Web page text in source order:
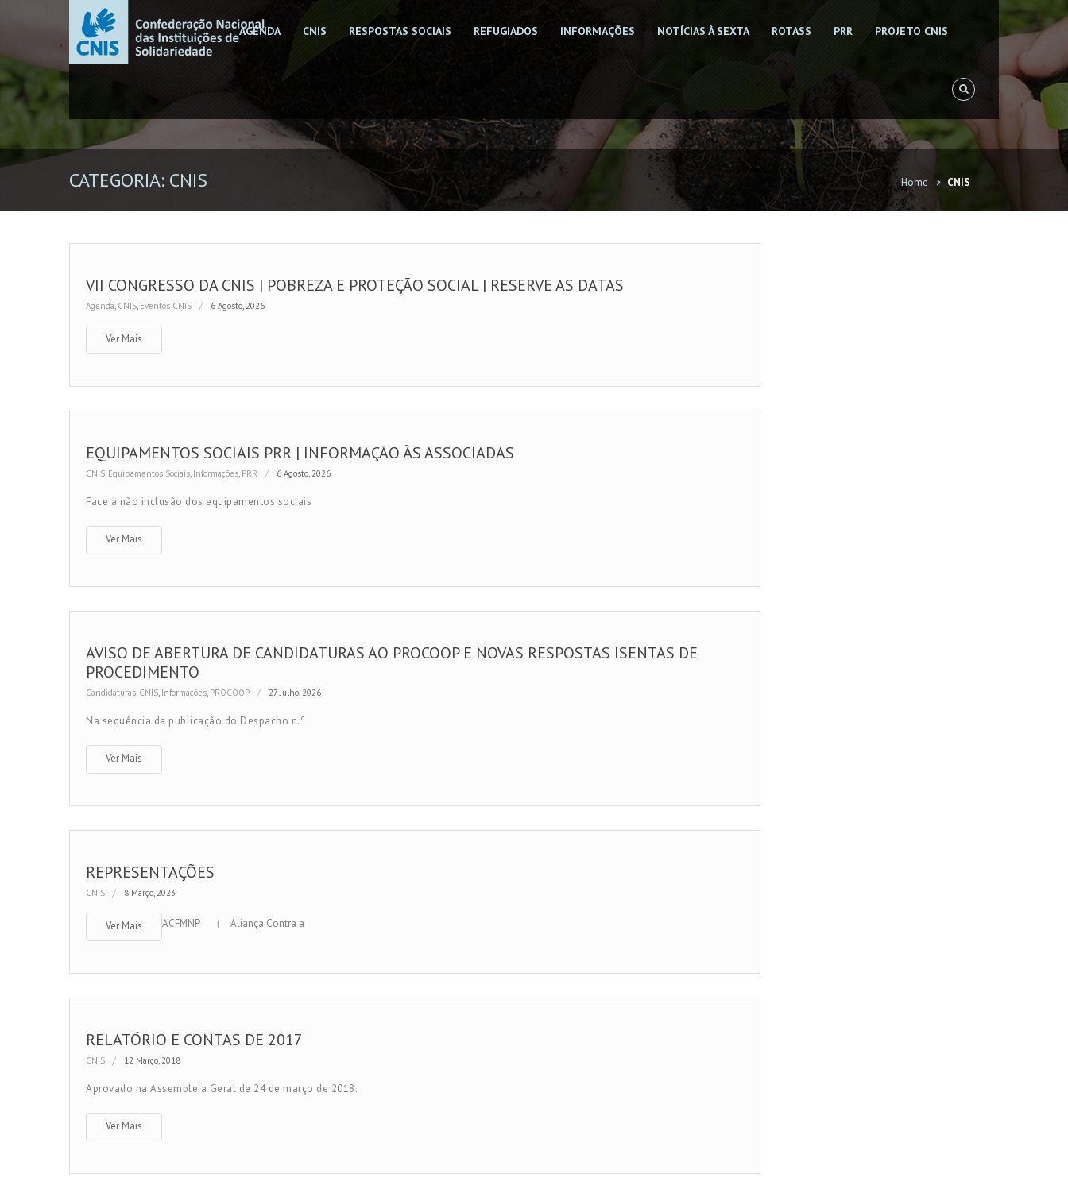
AGENDA CNIS RESPOSTAS SOCIAIS REFUGIADOS INFORMAÇÕES NOTÍCIAS À SEXTA ROTASS PRR PROJETO CNIS
CATEGORIA: CNIS Home CNIS
VII CONGRESSO DA CNIS | POBREZA E PROTEÇÃO SOCIAL | RESERVE AS DATAS
Agenda, CNIS, Eventos CNIS 6 Agosto, 2026
Ver Mais
EQUIPAMENTOS SOCIAIS PRR | INFORMAÇÃO ÀS ASSOCIADAS
CNIS, Equipamentos Sociais, Informações, PRR 6 Agosto, 2026
Face à não inclusão dos equipamentos sociais
Ver Mais
AVISO DE ABERTURA DE CANDIDATURAS AO PROCOOP E NOVAS RESPOSTAS ISENTAS DE
PROCEDIMENTO
Candidaturas, CNIS, Informações, PROCOOP 27 Julho, 2026
Na sequência da publicação do Despacho n.º
Ver Mais
REPRESENTAÇÕES
CNIS 8 Março, 2023
ACFMNP । Aliança Contra a
Ver Mais
RELATÓRIO E CONTAS DE 2017
CNIS 12 Março, 2018
Aprovado na Assembleia Geral de 24 de março de 2018.
Ver Mais